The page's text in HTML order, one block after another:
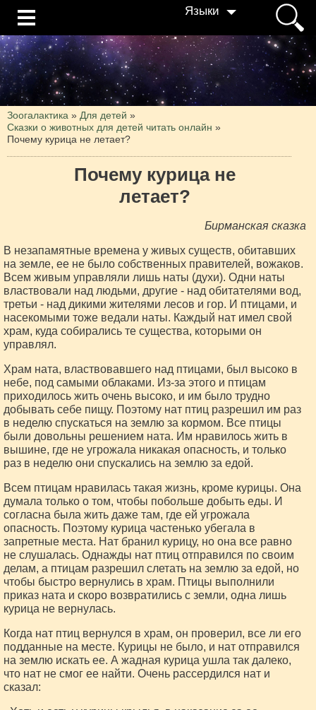
Языки
Зоогалактика » Для детей »
Сказки о животных для детей читать онлайн »
Почему курица не летает?
Почему курица не
летает?
Бирманская сказка
В незапамятные времена у живых существ, обитавших
на земле, ее не было собственных правителей, вожаков.
Всем живым управляли лишь наты (духи). Одни наты
властвовали над людьми, другие - над обитателями вод,
третьи - над дикими жителями лесов и гор. И птицами, и
насекомыми тоже ведали наты. Каждый нат имел свой
храм, куда собирались те существа, которыми он
управлял.
Храм ната, властвовавшего над птицами, был высоко в
небе, под самыми облаками. Из-за этого и птицам
приходилось жить очень высоко, и им было трудно
добывать себе пищу. Поэтому нат птиц разрешил им раз
в неделю спускаться на землю за кормом. Все птицы
были довольны решением ната. Им нравилось жить в
вышине, где не угрожала никакая опасность, и только
раз в неделю они спускались на землю за едой.
Всем птицам нравилась такая жизнь, кроме курицы. Она
думала только о том, чтобы побольше добыть еды. И
согласна была жить даже там, где ей угрожала
опасность. Поэтому курица частенько убегала в
запретные места. Нат бранил курицу, но она все равно
не слушалась. Однажды нат птиц отправился по своим
делам, а птицам разрешил слетать на землю за едой, но
чтобы быстро вернулись в храм. Птицы выполнили
приказ ната и скоро возвратились с земли, одна лишь
курица не вернулась.
Когда нат птиц вернулся в храм, он проверил, все ли его
подданные на месте. Курицы не было, и нат отправился
на землю искать ее. А жадная курица ушла так далеко,
что нат не смог ее найти. Очень рассердился нат и
сказал: